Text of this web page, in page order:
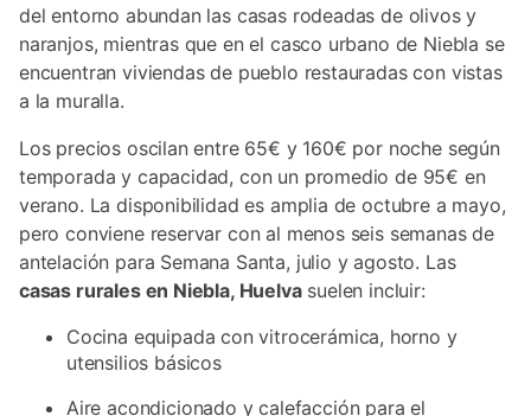
del entorno abundan las casas rodeadas de olivos y
naranjos, mientras que en el casco urbano de Niebla se
encuentran viviendas de pueblo restauradas con vistas
a la muralla.
Los precios oscilan entre 65€ y 160€ por noche según
temporada y capacidad, con un promedio de 95€ en
verano. La disponibilidad es amplia de octubre a mayo,
pero conviene reservar con al menos seis semanas de
antelación para Semana Santa, julio y agosto. Las
casas rurales en Niebla, Huelvasuelen incluir:
Cocina equipada con vitrocerámica, horno y
utensilios básicos
Aire acondicionado y calefacción para el